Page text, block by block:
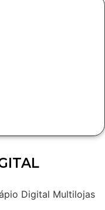
Digital Multilojas